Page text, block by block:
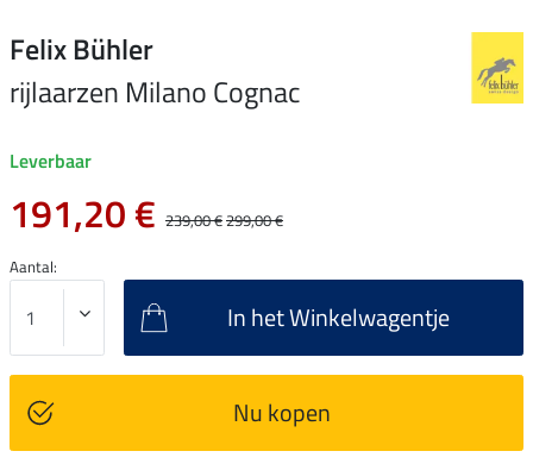
Felix Bühler
rijlaarzen Milano Cognac
Leverbaar
191,20 € 239,00 €299,00 €
Aantal:
In het Winkelwagentje
Nu kopen